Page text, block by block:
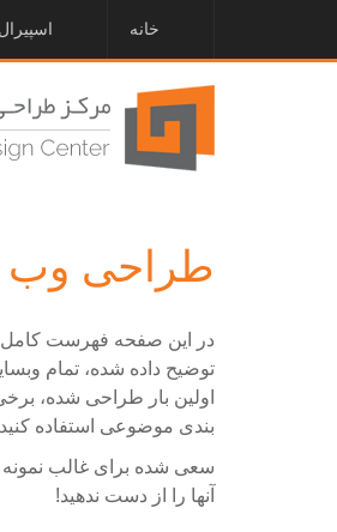
خانه
طراحی وب
در این صفحه فهرست کامل
توضیح داده شده، تمام
اولین بار طراحی شده،
بندی موضوعی استفاده
سعی شده برای غالب
آنها را از دست ندهید!